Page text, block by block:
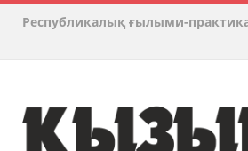
Республикалық ғылыми-